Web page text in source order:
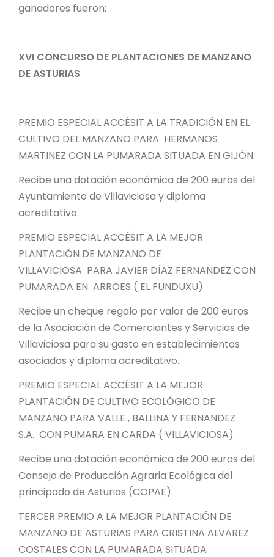
ganadores fueron:
XVI CONCURSO DE PLANTACIONES DE MANZANO
DE ASTURIAS
PREMIO ESPECIAL ACCÉSIT A LA TRADICIÓN EN EL
CULTIVO DEL MANZANO PARA HERMANOS
MARTINEZ CON LA PUMARADA SITUADA EN GIJÓN.
Recibe una dotación económica de 200 euros del
Ayuntamiento de Villaviciosa y diploma
acreditativo.
PREMIO ESPECIAL ACCÉSIT A LA MEJOR
PLANTACIÓN DE MANZANO DE
VILLAVICIOSA PARA JAVIER DÍAZ FERNANDEZ CON
PUMARADA EN ARROES ( EL FUNDUXU)
Recibe un cheque regalo por valor de 200 euros
de la Asociación de Comerciantes y Servicios de
Villaviciosa para su gasto en establecimientos
asociados y diploma acreditativo.
PREMIO ESPECIAL ACCÉSIT A LA MEJOR
PLANTACIÓN DE CULTIVO ECOLÓGICO DE
MANZANO PARA VALLE , BALLINA Y FERNANDEZ
S.A. CON PUMARA EN CARDA ( VILLAVICIOSA)
Recibe una dotación económica de 200 euros del
Consejo de Producción Agraria Ecológica del
principado de Asturias (COPAE).
TERCER PREMIO A LA MEJOR PLANTACIÓN DE
MANZANO DE ASTURIAS PARA CRISTINA ALVAREZ
COSTALES CON LA PUMARADA SITUADA